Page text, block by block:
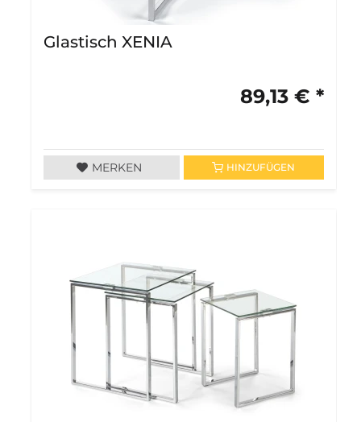
Glastisch XENIA
89,13 € *
MERKEN HINZUFÜGEN